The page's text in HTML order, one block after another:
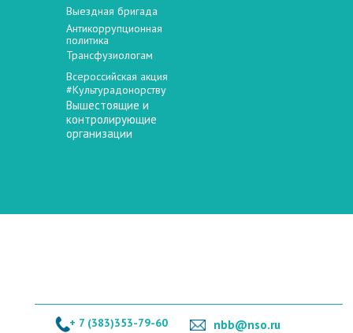
Выездная бригада
Трансфузиологам
Антикоррупционная
политика
Всероссийская акция
#Культурадонорству
Вышестоящие и
контролирующие
организации
+ 7 (383)353-79-60 nbb@nso.ru